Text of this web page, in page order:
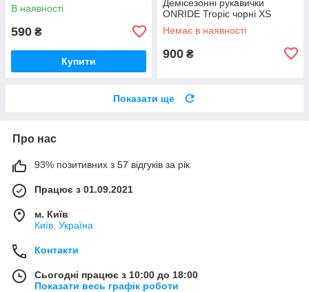
В наявності
590 ₴
Купити
Демісезонні рукавички
ONRIDE Tropic чорні XS
Немає в наявності
900 ₴
Показати ще
Про нас
93% позитивних з 57 відгуків за рік
Працює з 01.09.2021
м. Київ
Київ, Україна
Контакти
Сьогодні працює з 10:00 до 18:00
Показати весь графік роботи